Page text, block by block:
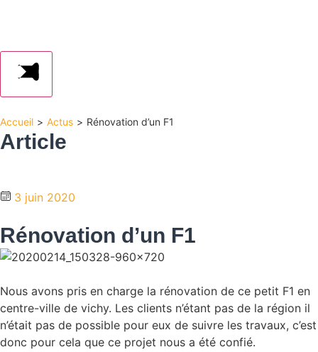
Accueil > Actus > Rénovation d’un F1
Article
3 juin 2020
Rénovation d’un F1
Nous avons pris en charge la rénovation de ce petit F1 en
centre-ville de vichy. Les clients n’étant pas de la région il
n’était pas de possible pour eux de suivre les travaux, c’est
donc pour cela que ce projet nous a été confié.